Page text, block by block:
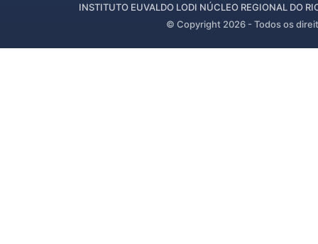
INSTITUTO EUVALDO LODI NÚCLEO REGIONAL DO
© Copyright 2026 - Todos os